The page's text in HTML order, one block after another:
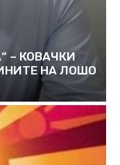
– КОВАЧКИ
НА ЛОШО